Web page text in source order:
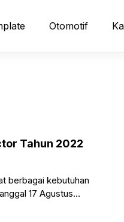
Otomotif
Tahun 2022
berbagai kebutuhan
17 Agustus